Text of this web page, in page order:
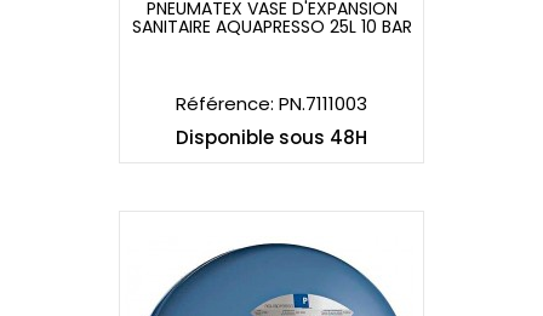
PNEUMATEX VASE D'EXPANSION
SANITAIRE AQUAPRESSO 25L 10 BAR
Référence: PN.7111003
Disponible sous 48H